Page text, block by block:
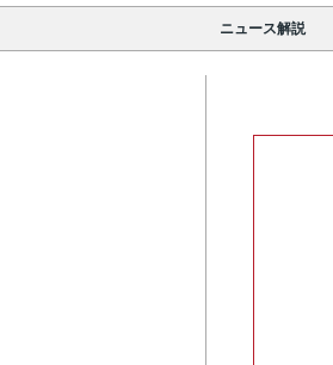
ニュース解説